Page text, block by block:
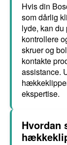
Hvis din
som dårlig
lyde, kan du
kontrollere
skruer og
kontakte
assistance.
ekspertise.
Hvordan